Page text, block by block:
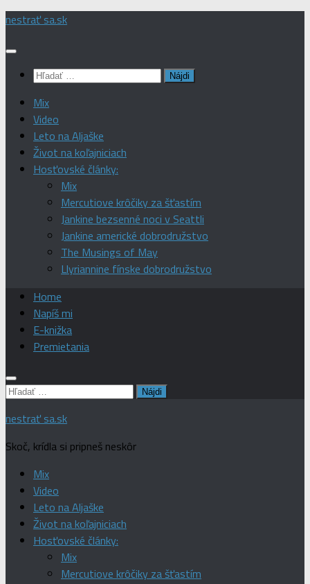
Preskočiť
obsah
nestrať sa.sk
Hľadať:
Mix
Video
Leto na Aljaške
Život na koľajniciach
Hosťovské články:
Mix
Mercutiove krôčiky za šťastím
Jankine bezsenné noci v Seattli
Jankine americké dobrodružstvo
The Musings of May
Llyriannine fínske dobrodružstvo
Home
Napíš mi
E-knižka
Premietania
Hľadať:
nestrať sa.sk
Skoč, krídla si pripneš neskôr
Mix
Video
Leto na Aljaške
Život na koľajniciach
Hosťovské články:
Mix
Mercutiove krôčiky za šťastím